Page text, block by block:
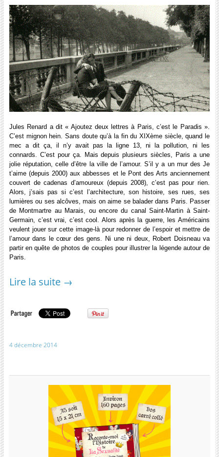
Jules Renard a dit « Ajoutez deux lettres à Paris, c’est le Paradis ».
C’est mignon hein. Sans doute qu’à la fin du XIXème siècle, quand le
mec a dit ça, il n’y avait pas la ligne 13, ni la pollution, ni les
connards. C’est pour ça. Mais depuis plusieurs siècles, Paris a une
jolie réputation, celle d’être la ville de l’amour. S’il y a un mur des Je
t’aime (depuis 2000) aux abbesses et le Pont des Arts anciennement
couvert de cadenas d’amoureux (depuis 2008), c’est pas pour rien.
Alors, j’sais pas si c’est l’architecture, son histoire, ses rues, ses
lumières ou ses alcôves, mais on aime se balader dans Paris. Passer
de Montmartre au Marais, ou encore du canal Saint-Martin à Saint-
Germain, c’est vrai, c’est cool. Alors après la guerre, les Américains
veulent jouer sur cette image-là pour redonner de l’espoir et mettre de
l’amour dans le cœur des gens. Ni une ni deux, Robert Doisneau va
partir en quête de photos de couples pour illustrer la légende autour de
Paris.
Lire la suite →
4 décembre 2014